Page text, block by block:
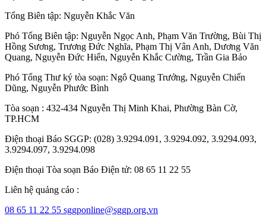
Tổng Biên tập: Nguyễn Khắc Văn
Phó Tổng Biên tập: Nguyễn Ngọc Anh, Phạm Văn Trường, Bùi Thị
Hồng Sương, Trương Đức Nghĩa, Phạm Thị Vân Anh, Dương Văn
Quang, Nguyễn Đức Hiển, Nguyễn Khắc Cường, Trần Gia Bảo
Phó Tổng Thư ký tòa soạn: Ngô Quang Trưởng, Nguyễn Chiến
Dũng, Nguyễn Phước Bình
Tòa soạn : 432-434 Nguyễn Thị Minh Khai, Phường Bàn Cờ,
TP.HCM
Điện thoại Báo SGGP: (028) 3.9294.091, 3.9294.092, 3.9294.093,
3.9294.097, 3.9294.098
Điện thoại Tòa soạn Báo Điện tử: 08 65 11 22 55
Liên hệ quảng cáo :
08 65 11 22 55 sggponline@sggp.org.vn